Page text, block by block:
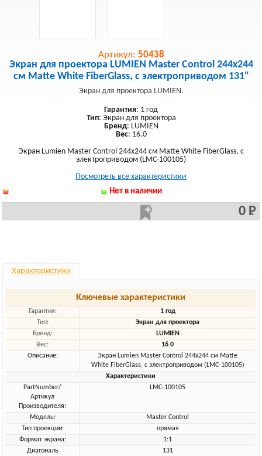
Артикул: 50438
Экран для проектора LUMIEN Master Control 244x244
см Matte White FiberGlass, с электроприводом 131"
Экран для проектора LUMIEN.
Гарантия: 1 год
Тип: Экран для проектора
Бренд: LUMIEN
Вес: 16.0
Экран Lumien Master Control 244x244 см Matte White FiberGlass, с
электроприводом (LMC-100105)
Посмотреть все характеристики
Нет в наличии
0 Р
Характеристики
Ключевые характеристики
Гарантия:
1 год
Тип:
Экран для проектора
Бренд:
LUMIEN
Вес:
16.0
Описание:
Экран Lumien Master Control 244x244 см Matte
White FiberGlass, с электроприводом (LMC-100105)
Характеристики
PartNumber/
Артикул
Производителя:
LMC-100105
Модель:
Master Control
Тип проекции:
прямая
Формат экрана:
1:1
Диагональ
131